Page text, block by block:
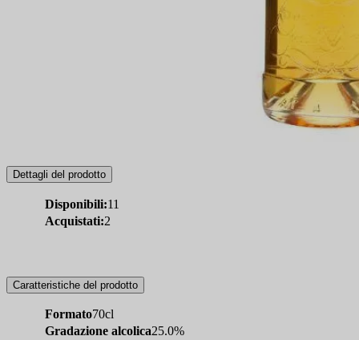
Dettagli del prodotto
Disponibili:11
Acquistati:2
Caratteristiche del prodotto
Formato70cl
Gradazione alcolica25.0%